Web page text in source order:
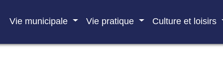
Vie municipale Vie pratique Culture et loisirs